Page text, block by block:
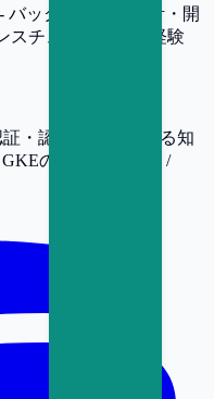
バックエンドの設計・開
スチューニングの経験
・認可技術に関する知
の利用経験 - Go /